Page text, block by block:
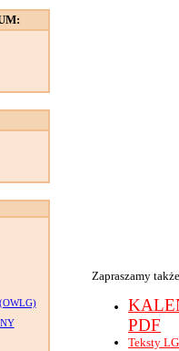
Zapraszamy
PDF
Teksty